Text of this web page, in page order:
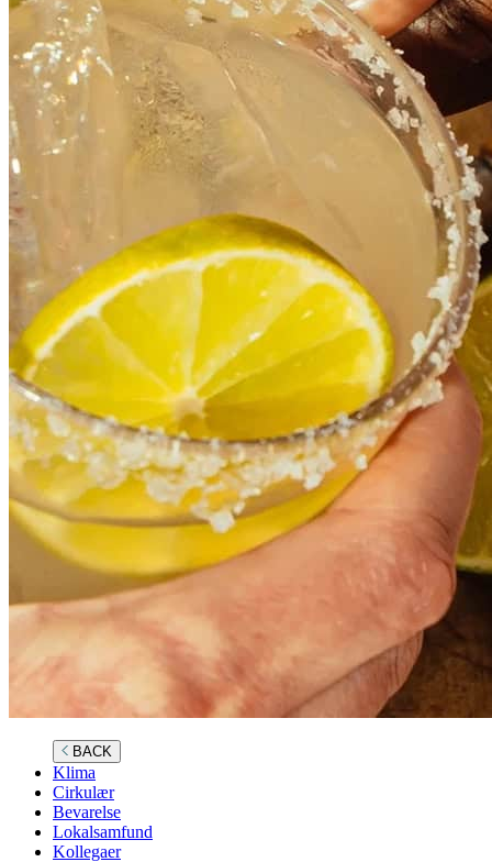
BACK
Klima
Cirkulær
Bevarelse
Lokalsamfund
Kollegaer